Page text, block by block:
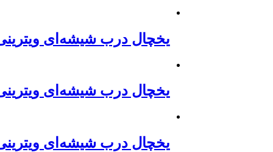
یخچال درب شیشه‌ای ویترینی
یخچال درب شیشه‌ای ویترینی
یخچال درب شیشه‌ای ویترینی